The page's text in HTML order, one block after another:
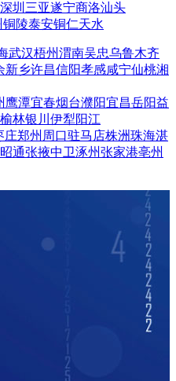
深圳 三亚遂宁商洛汕头
铜陵泰安铜仁天水
武汉梧州渭南吴忠乌鲁木齐
新乡许昌信阳孝感咸宁仙桃湘
鹰潭宜春烟台濮阳宜昌岳阳益
榆林银川 伊犁阳江
庄郑州 周口驻马店株洲珠海湛
昭通张掖中卫涿州张家港亳州